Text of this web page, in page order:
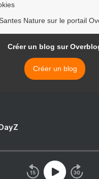
Nature sur le portail
Créer un blog sur
Créer un blog